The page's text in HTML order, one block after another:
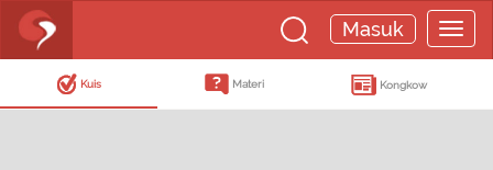
Masuk
Kuis Materi Kongkow